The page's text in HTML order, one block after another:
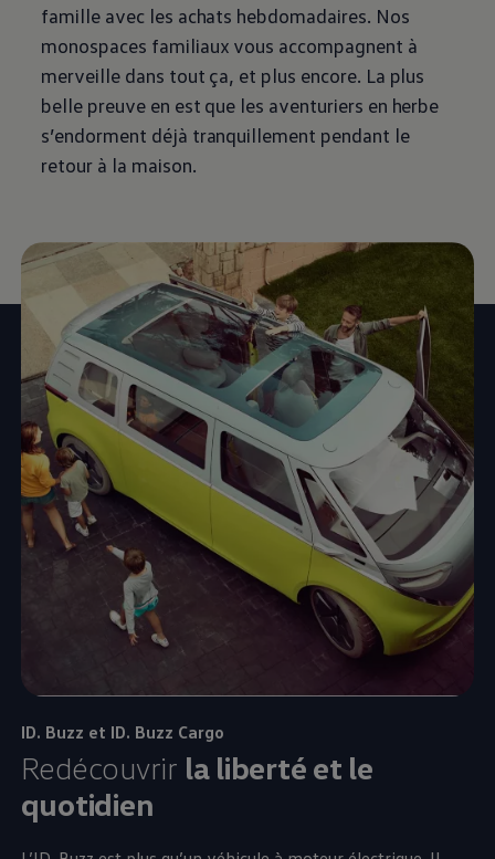
famille avec les achats hebdomadaires. Nos
monospaces familiaux vous accompagnent à
merveille dans tout ça, et plus encore. La plus
belle preuve en est que les aventuriers en herbe
s’endorment déjà tranquillement pendant le
retour à la maison.
ID. Buzz et ID. Buzz Cargo
Redécouvrir la liberté et le
quotidien